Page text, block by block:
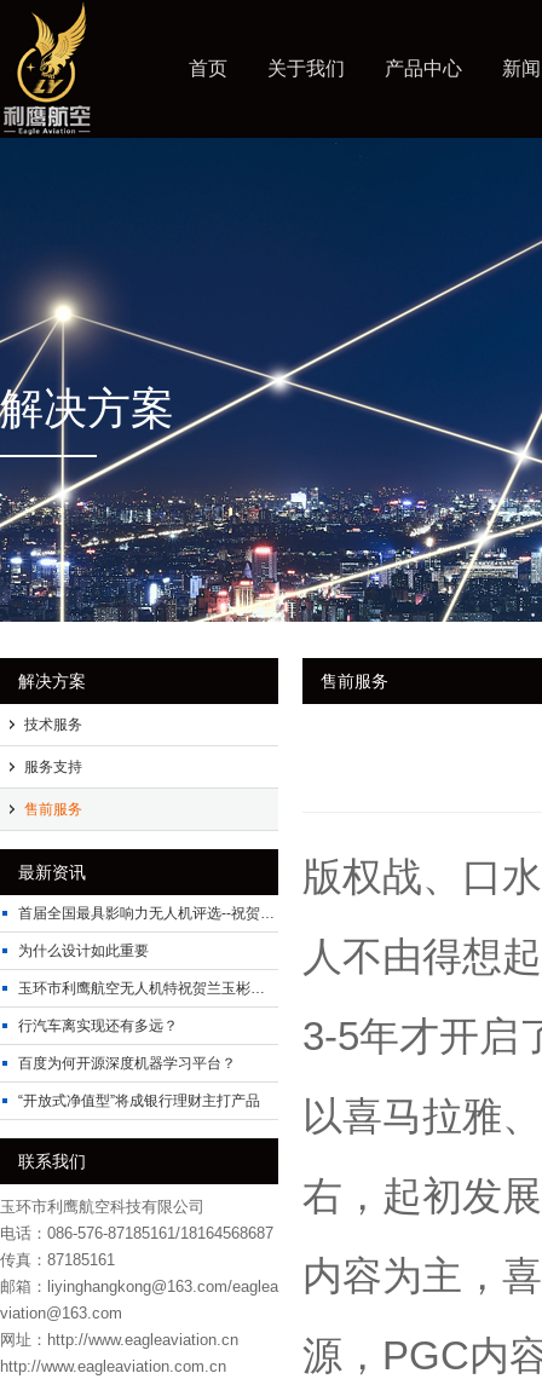
首页 关于我们 产品中心 新
解决方案
解决方案
技术服务
服务支持
售前服务
最新资讯
首届全国最具影响力无人机评选--祝贺“玉环市利鹰航空科技有限公司”荣获桂冠
为什么设计如此重要
玉环市利鹰航空无人机特祝贺兰玉彬教授获此殊荣！
行汽车离实现还有多远？
百度为何开源深度机器学习平台？
“开放式净值型”将成银行理财主打产品
联系我们
玉环市利鹰航空科技有限公司
电话：086-576-87185161/18164568687
传真：87185161
邮箱：liyinghangkong@163.com/eaglea
viation@163.com
网址：http://www.eagleaviation.cn
http://www.eagleaviation.com.cn
售前服务
版权战、口
人不由得想
3-5年才开启
以喜马拉雅
右，起初发
内容为主，
源，PGC内